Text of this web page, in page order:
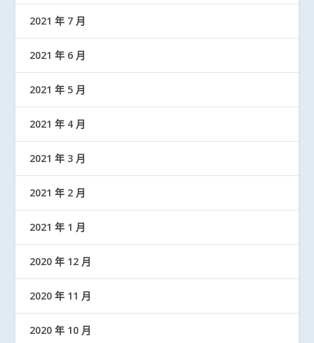
2021 年 7 月
2021 年 6 月
2021 年 5 月
2021 年 4 月
2021 年 3 月
2021 年 2 月
2021 年 1 月
2020 年 12 月
2020 年 11 月
2020 年 10 月